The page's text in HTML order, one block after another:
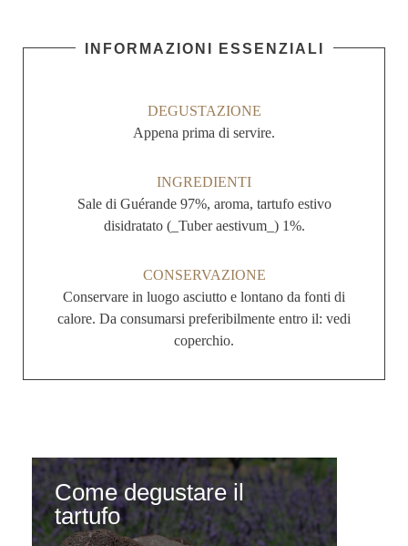
INFORMAZIONI ESSENZIALI
DEGUSTAZIONE
Appena prima di servire.
INGREDIENTI
Sale di Guérande 97%, aroma, tartufo estivo
disidratato (_Tuber aestivum_) 1%.
CONSERVAZIONE
Conservare in luogo asciutto e lontano da fonti di
calore. Da consumarsi preferibilmente entro il: vedi
coperchio.
Come degustare il
tartufo